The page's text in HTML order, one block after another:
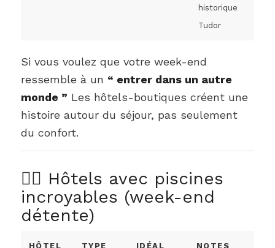
historique
Tudor
Si vous voulez que votre week-end
ressemble à un “ entrer dans un autre
monde ” Les hôtels-boutiques créent une
histoire autour du séjour, pas seulement
du confort.
🏊‍♀️ Hôtels avec piscines
incroyables (week-end
détente)
HÔTEL
TYPE
IDÉAL
NOTES